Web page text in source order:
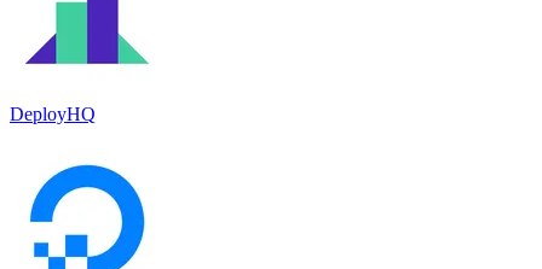
DeployHQ